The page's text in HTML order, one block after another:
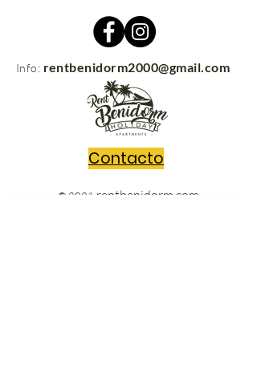
Info: rentbenidorm2000@gmail.com
Contacto
© 2021 rentbenidorm.com